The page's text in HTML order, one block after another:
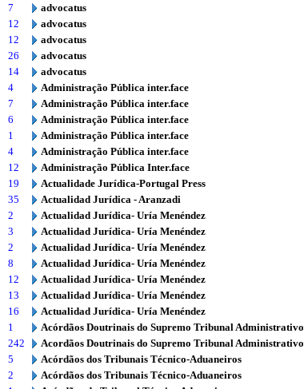
7
advocatus
12
advocatus
12
advocatus
26
advocatus
14
advocatus
4
Administração Pública inter.face
7
Administração Pública inter.face
6
Administração Pública inter.face
1
Administração Pública inter.face
4
Administração Pública inter.face
12
Administração Pública Inter.face
19
Actualidade Jurídica-Portugal Press
35
Actualidad Jurídica - Aranzadi
2
Actualidad Jurídica- Uría Menéndez
3
Actualidad Jurídica- Uría Menéndez
2
Actualidad Jurídica- Uría Menéndez
8
Actualidad Jurídica- Uría Menéndez
12
Actualidad Jurídica- Uría Menéndez
13
Actualidad Jurídica- Uría Menéndez
16
Actualidad Jurídica- Uría Menéndez
1
Acórdãos Doutrinais do Supremo Tribunal Administrativo
242
Acordãos Doutrinais do Supremo Tribunal Administrativo
5
Acórdãos dos Tribunais Técnico-Aduaneiros
2
Acórdãos dos Tribunais Técnico-Aduaneiros